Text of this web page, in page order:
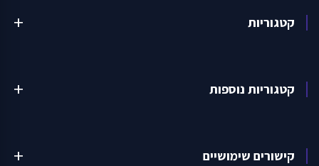
קטגוריות add
קטגוריות נוספות add
קישורים שימושיים add